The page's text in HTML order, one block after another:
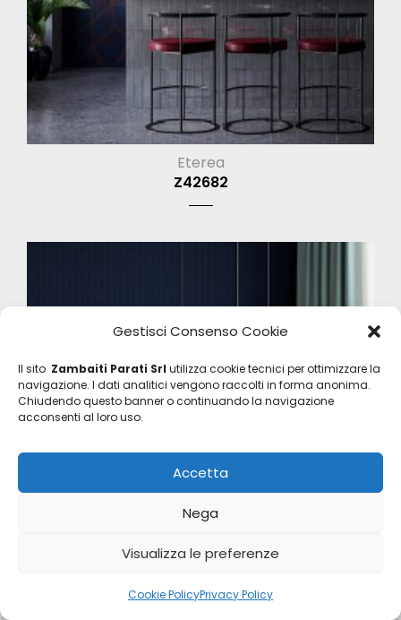
Gestisci Consenso Cookie
Il sito Zambaiti Parati Srl utilizza cookie tecnici per ottimizzare la
navigazione. I dati analitici vengono raccolti in forma anonima.
Chiudendo questo banner o continuando la navigazione
acconsenti al loro uso.
Accetta
Nega
Visualizza le preferenze
Cookie PolicyPrivacy Policy
Eterea
Z42682
Eterea